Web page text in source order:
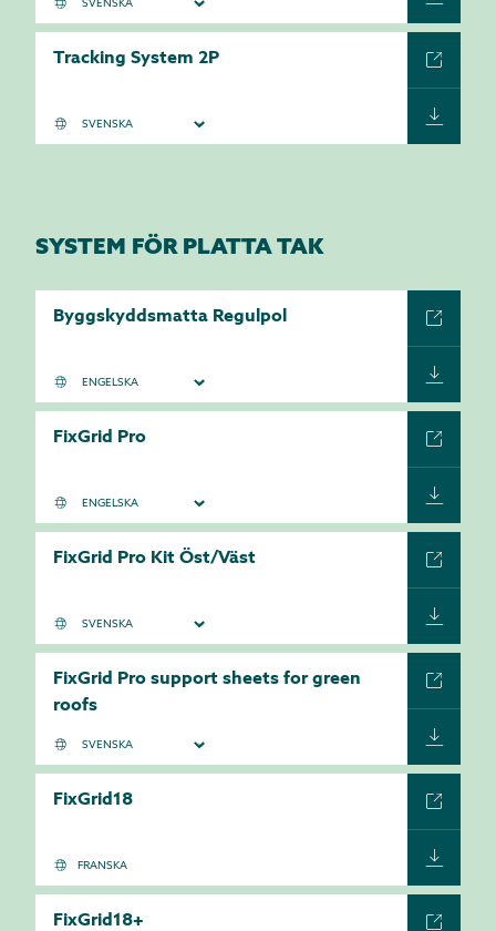
Tracking System 2P
SYSTEM FÖR PLATTA TAK
Byggskyddsmatta Regulpol
FixGrid Pro
FixGrid Pro Kit Öst/Väst
FixGrid Pro support sheets for green
roofs
FixGrid18
FRANSKA
FixGrid18+